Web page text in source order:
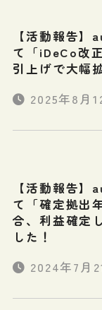
【活動報告
て「iDeCo改
引上げで大幅
2025年8月
【活動報告
て「確定拠出
合、利益確定
した！
2024年7月